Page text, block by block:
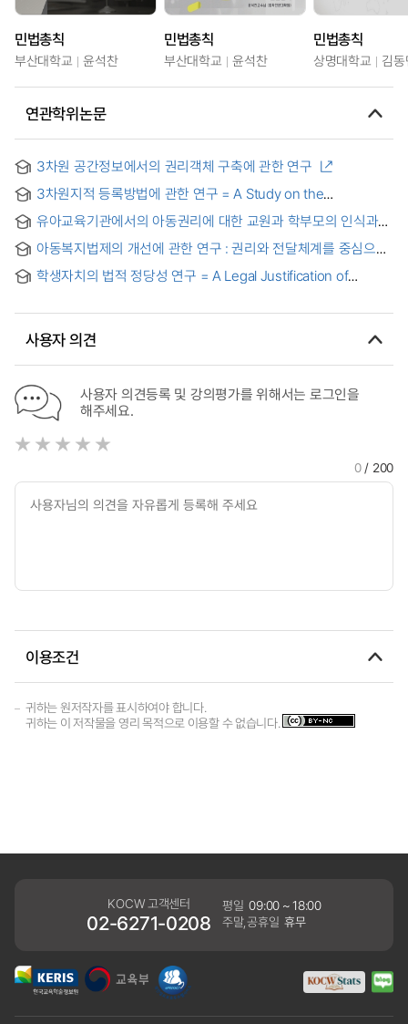
민법총칙
부산대학교 윤석찬
민법총칙
부산대학교 윤석찬
민법총칙
상명대학교 김
연관학위논문
3차원 공간정보에서의 권리객체 구축에 관한 연구
3차원지적 등록방법에 관한 연구 = A Study on the
Cadastre
유아교육기관에서의 아동권리에 대한 교원과 학부모의 인식과
and Practice of Teacher and Parents of Children for
Children's Right at Education Institution of children
아동복지법제의 개선에 관한 연구 : 권리와 전달체계를 중심으로
: focusing on child rights and delivery system
학생자치의 법적 정당성 연구 = A Legal Justification of
사용자 의견
사용자 의견등록 및 강의평가를 위해서는 로그인을
해주세요.
0/ 200
이용조건
귀하는 원저작자를 표시하여야 합니다.
귀하는 이 저작물을 영리 목적으로 이용할 수 없습니다.
KOCW 고객센터
02-6271-0208
평일 09:00 ~ 18:00
주말,공휴일 휴무